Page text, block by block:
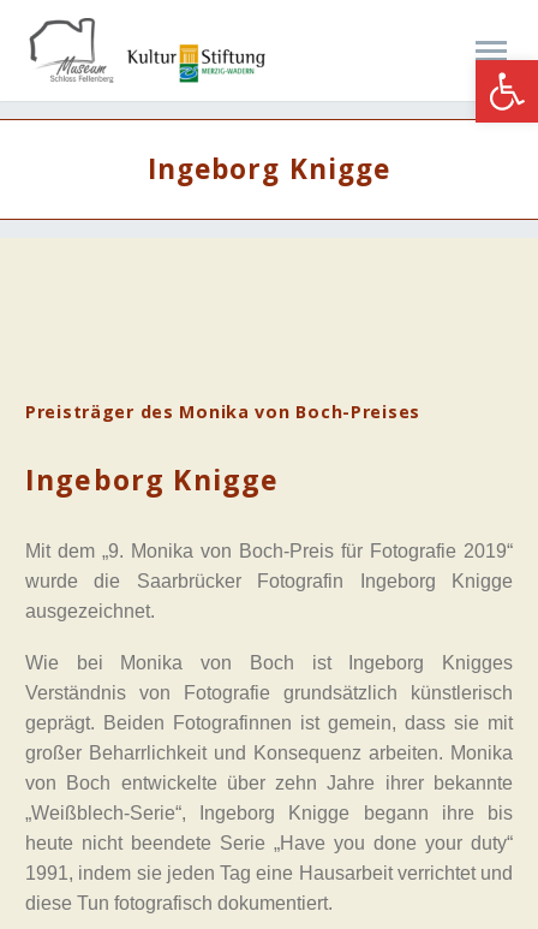
Ingeborg Knigge
Preisträger des Monika von Boch-Preises
Ingeborg Knigge
Mit dem „9. Monika von Boch-Preis für Fotografie 2019“
wurde die Saarbrücker Fotografin Ingeborg Knigge
ausgezeichnet.
Wie bei Monika von Boch ist Ingeborg Knigges
Verständnis von Fotografie grundsätzlich künstlerisch
geprägt. Beiden Fotografinnen ist gemein, dass sie mit
großer Beharrlichkeit und Konsequenz arbeiten. Monika
von Boch entwickelte über zehn Jahre ihrer bekannte
„Weißblech-Serie“, Ingeborg Knigge begann ihre bis
heute nicht beendete Serie „Have you done your duty“
1991, indem sie jeden Tag eine Hausarbeit verrichtet und
diese Tun fotografisch dokumentiert.